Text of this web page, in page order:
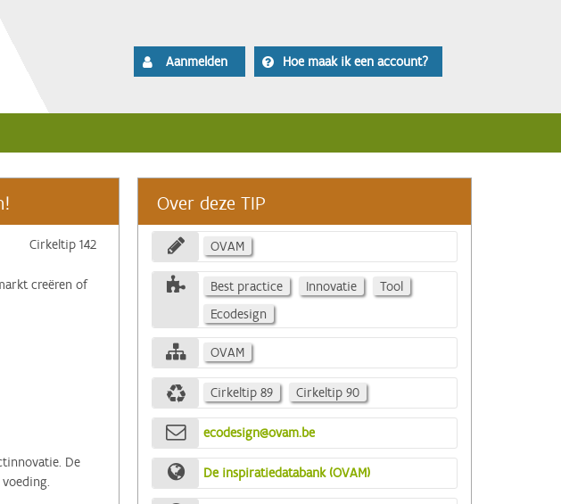
Aanmelden Hoe maak ik een account?
Cirkeltip 142
creëren of
De
Over deze TIP
OVAM
Best practice Innovatie
Tool
Ecodesign
OVAM
Cirkeltip 89 Cirkeltip 90
ecodesign@ovam.be
De inspiratiedatabank (OVAM)